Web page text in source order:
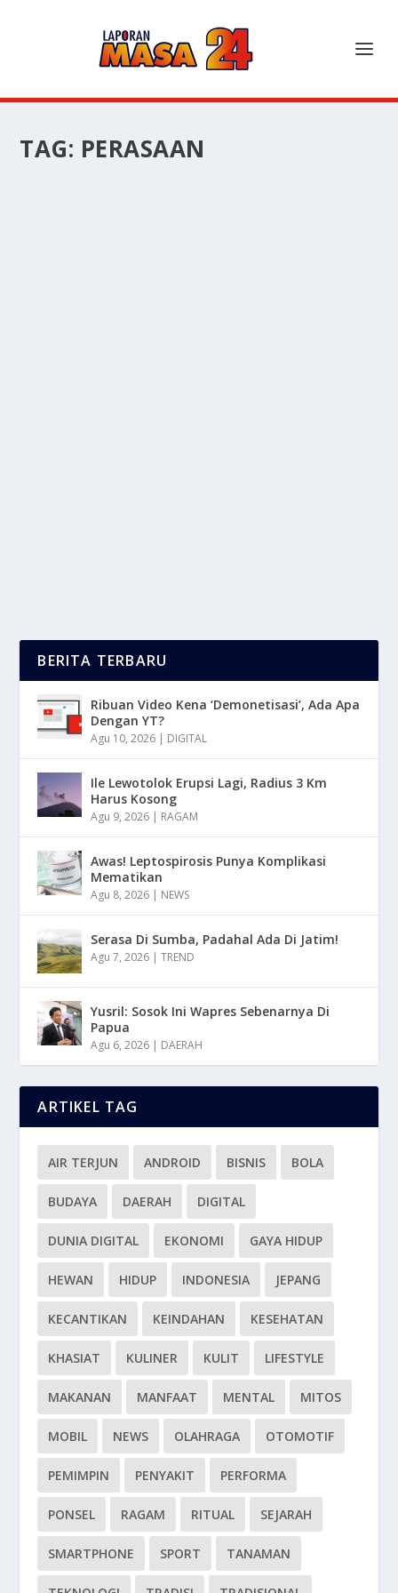
TAG: PERASAAN
BERITA TERBARU
Ribuan Video Kena ‘Demonetisasi’, Ada Apa
Dengan YT?
Agu 10, 2026 | DIGITAL
Ile Lewotolok Erupsi Lagi, Radius 3 Km
Harus Kosong
Agu 9, 2026 | RAGAM
Awas! Leptospirosis Punya Komplikasi
Mematikan
Agu 8, 2026 | NEWS
Serasa Di Sumba, Padahal Ada Di Jatim!
Agu 7, 2026 |TREND
Yusril: Sosok Ini Wapres Sebenarnya Di
Papua
Agu 6, 2026 | DAERAH
ARTIKEL TAG
AIR TERJUN ANDROID BISNIS BOLA
BUDAYA DAERAH DIGITAL
DUNIA DIGITAL EKONOMI GAYA HIDUP
HEWAN HIDUP INDONESIA JEPANG
KECANTIKAN KEINDAHAN KESEHATAN
KHASIAT KULINER KULIT LIFESTYLE
MAKANAN MANFAAT MENTAL MITOS
MOBIL NEWS OLAHRAGA OTOMOTIF
PEMIMPIN PENYAKIT PERFORMA
PONSEL RAGAM RITUAL SEJARAH
SMARTPHONE SPORT TANAMAN